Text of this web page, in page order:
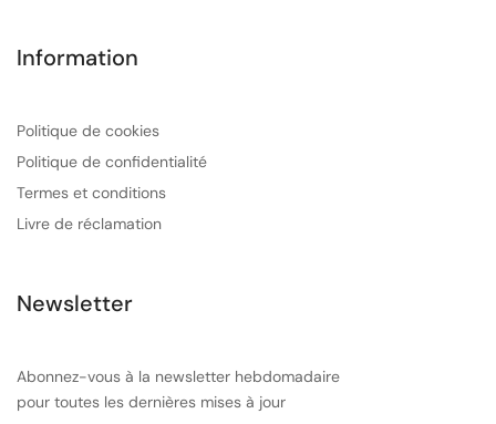
Information
Politique de cookies
Politique de confidentialité
Termes et conditions
Livre de réclamation
Newsletter
Abonnez-vous à la newsletter hebdomadaire
pour toutes les dernières mises à jour